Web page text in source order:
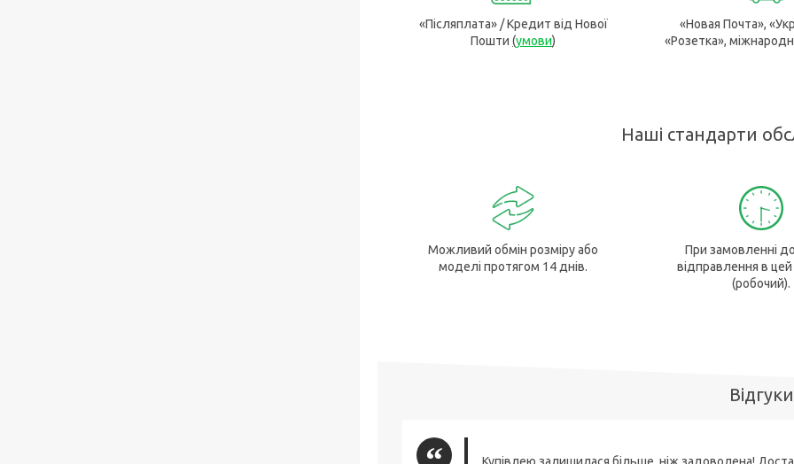
«Післяплата» / Кредит від Нової
Пошти(умови)
«Новая Почта»,
«Розетка»,
Наші стандарти
Можливий обмін розміру або
моделі протягом 14 днів.
При замовленні
відправлення в
(робочий).
Відгуки